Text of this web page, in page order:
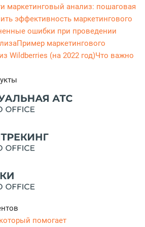
маркетинговый анализ: пошаговая
эффективность маркетингового
ошибки при проведении
Пример маркетингового
Wildberries (на 2022 год)Что важно
помогает